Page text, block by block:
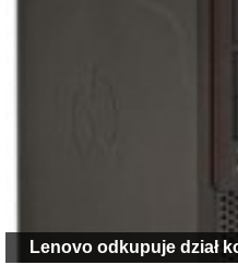
Lenovo odkupuje dział